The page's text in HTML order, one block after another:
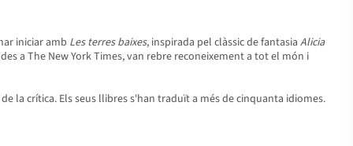
iniciar amb Les terres baixes, inspirada pel clàssic de fantasia Alicia
a The New York Times, van rebre reconeixement a tot el món i
la crítica. Els seus llibres s'han traduït a més de cinquanta idiomes.